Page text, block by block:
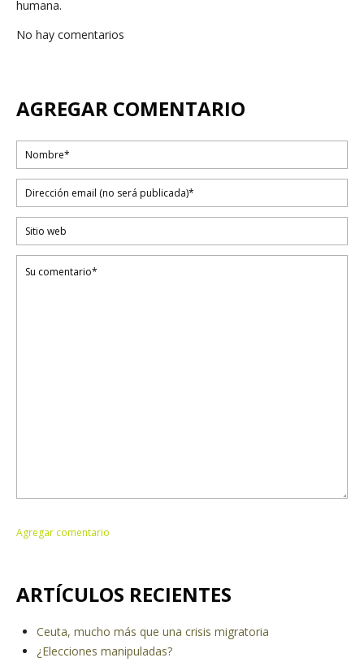
humana.
No hay comentarios
AGREGAR COMENTARIO
ARTÍCULOS RECIENTES
Ceuta, mucho más que una crisis migratoria
¿Elecciones manipuladas?